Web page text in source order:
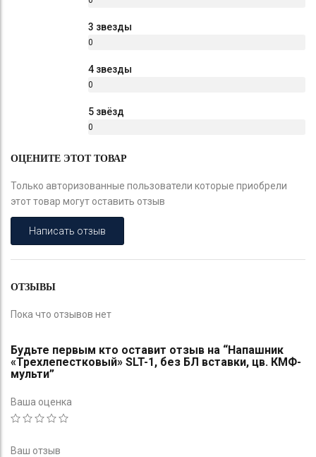
3 звезды
0
4 звезды
0
5 звёзд
0
ОЦЕНИТЕ ЭТОТ ТОВАР
Только авторизованные пользователи которые приобрели
этот товар могут оставить отзыв
Написать отзыв
ОТЗЫВЫ
Пока что отзывов нет
Будьте первым кто оставит отзыв на “Напашник
«Трехлепестковый» SLT-1, без БЛ вставки, цв. КМФ-
мульти”
Ваша оценка
Ваш отзыв